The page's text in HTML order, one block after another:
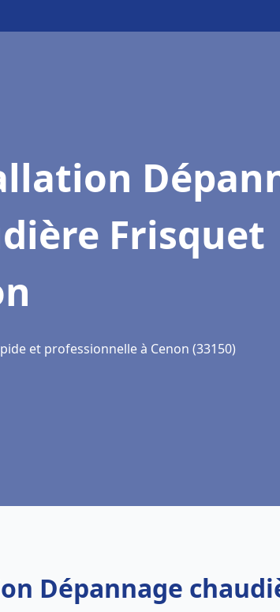
Frisquet
et professionnelle à Cenon (33150)
Dépannage